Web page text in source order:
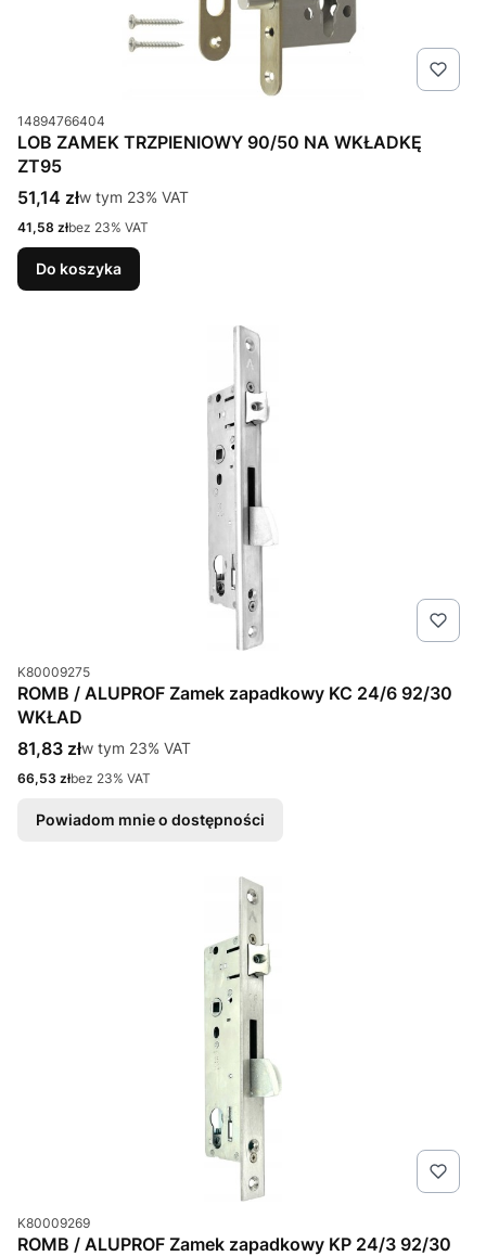
Kod produktu
14894766404
LOB ZAMEK TRZPIENIOWY 90/50 NA WKŁADKĘ
ZT95
Cena brutto
51,14 złw tym %s VAT
w tym 23% VAT
Cena netto
41,58 złbez 23% VAT
Do koszyka
Kod produktu
K80009275
ROMB / ALUPROF Zamek zapadkowy KC 24/6 92/30
WKŁAD
Cena brutto
81,83 złw tym %s VAT
w tym 23% VAT
Cena netto
66,53 złbez 23% VAT
Powiadom mnie o dostępności
Kod produktu
K80009269
ROMB / ALUPROF Zamek zapadkowy KP 24/3 92/30